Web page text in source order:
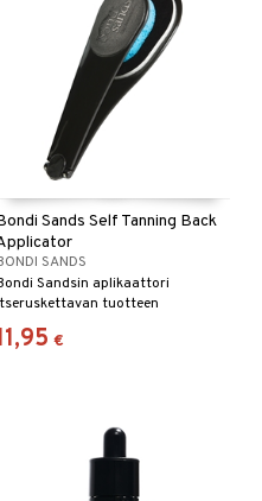
Sands Self Tanning Back
SANDS
Sandsin aplikaattori
tuotteen
levittämiseksi selkään
€